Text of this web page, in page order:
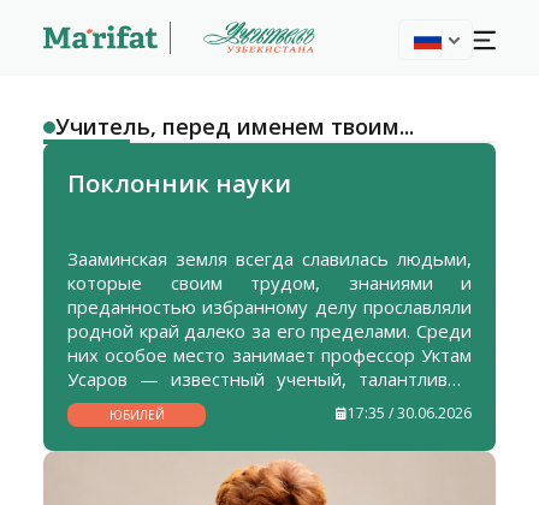
Учитель, перед именем твоим...
Поклонник науки
Зааминская земля всегда славилась людьми,
которые своим трудом, знаниями и
преданностью избранному делу прославляли
родной край далеко за его пределами. Среди
них особое место занимает профессор Уктам
Усаров — известный ученый, талантливый
педагог, исследователь и наставник,
посвятивший свою жизнь служению науке и
воспитанию молодого поколения.
ЮБИЛЕЙ 17:35 / 30.06.2026